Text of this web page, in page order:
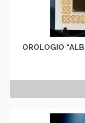
OROLOGIO